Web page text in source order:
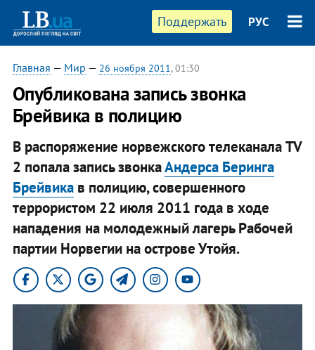
Поддержать РУС
Главная — Мир — 26 ноября 2011, 01:30
Опубликована запись звонка
Брейвика в полицию
В распоряжение норвежского телеканала TV
2 попала запись звонкаАндерса Беринга
Брейвикав полицию, совершенного
террористом 22 июля 2011 года в ходе
нападения на молодежный лагерь Рабочей
партии Норвегии на острове Утойя.